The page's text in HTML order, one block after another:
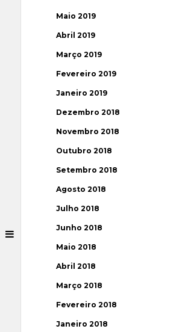
Maio 2019
Abril 2019
Março 2019
Fevereiro 2019
Janeiro 2019
Dezembro 2018
Novembro 2018
Outubro 2018
Setembro 2018
Agosto 2018
Julho 2018
Junho 2018
Maio 2018
Abril 2018
Março 2018
Fevereiro 2018
Janeiro 2018